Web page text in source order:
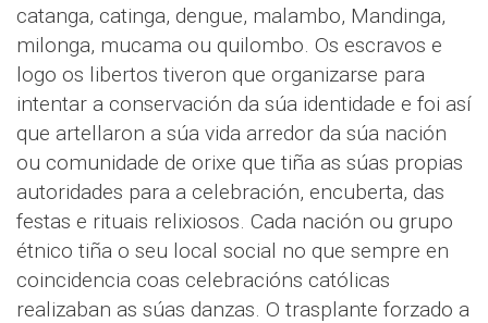
catanga, catinga, dengue, malambo, Mandinga,
milonga, mucama ou quilombo. Os escravos e
logo os libertos tiveron que organizarse para
intentar a conservación da súa identidade e foi así
que artellaron a súa vida arredor da súa nación
ou comunidade de orixe que tiña as súas propias
autoridades para a celebración, encuberta, das
festas e rituais relixiosos. Cada nación ou grupo
étnico tiña o seu local social no que sempre en
coincidencia coas celebracións católicas
realizaban as súas danzas. O trasplante forzado a